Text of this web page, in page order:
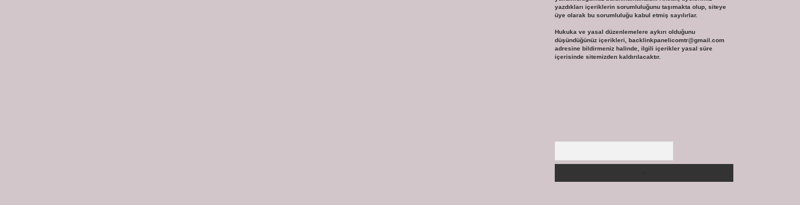
yazdıkları içeriklerin sorumluluğunu taşımakta olup, siteye
üye olarak bu sorumluluğu kabul etmiş sayılırlar.
Hukuka ve yasal düzenlemelere aykırı olduğunu
düşündüğünüz içerikleri, backlinkpanelicomtr@gmail.com
adresine bildirmeniz halinde, ilgili içerikler yasal süre
içerisinde sitemizden kaldırılacaktır.